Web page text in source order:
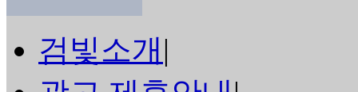
검빛소개|